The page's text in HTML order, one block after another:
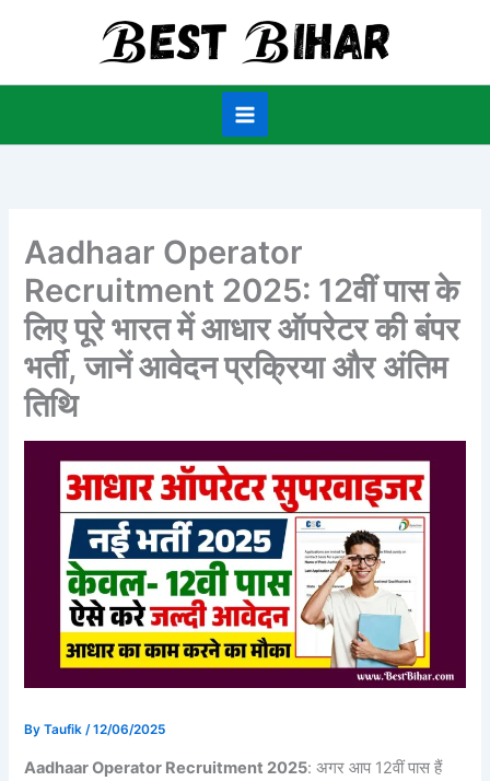
Aadhaar Operator
Recruitment 2025: 12वीं पास के
लिए पूरे भारत में आधार ऑपरेटर की बंपर
भर्ती, जानें आवेदन प्रक्रिया और अंतिम
तिथि
ByTaufik /12/06/2025
Aadhaar Operator Recruitment 2025: अगर आप 12वीं पास हैं